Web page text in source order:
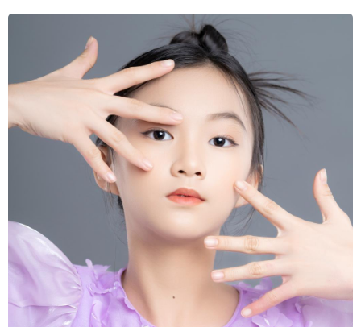
tại UEB khép lại với mùa giải bùng nổ
Chung kết MIC VÀNG SINH VIÊN 2025: Bùng nổ hơn khi
có 2 giám khảo Thuận Nguyễn và Trần Ngọc Vàng ngồi
ghế nóng
Nghệ sĩ Lan Chi - Trái tim thơ trên những phím đàn!
HC Salon Music & English mở rộng đào tạo âm nhạc, MC
và kỹ năng giao tiếp